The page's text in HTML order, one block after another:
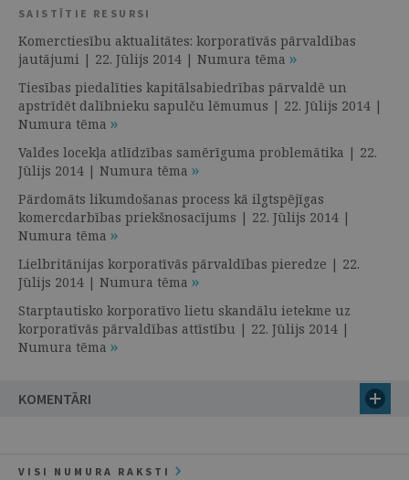
SAISTĪTIE RESURSI
Komerctiesību aktualitātes: korporatīvās pārvaldības
jautājumi | 22. Jūlijs 2014 | Numura tēma
Tiesības piedalīties kapitālsabiedrības pārvaldē un
apstrīdēt dalībnieku sapulču lēmumus | 22. Jūlijs 2014 |
Numura tēma
Valdes locekļa atlīdzības samērīguma problemātika | 22.
Jūlijs 2014 | Numura tēma
Pārdomāts likumdošanas process kā ilgtspējīgas
komercdarbības priekšnosacījums | 22. Jūlijs 2014 |
Numura tēma
Lielbritānijas korporatīvās pārvaldības pieredze | 22.
Jūlijs 2014 | Numura tēma
Starptautisko korporatīvo lietu skandālu ietekme uz
korporatīvās pārvaldības attīstību | 22. Jūlijs 2014 |
Numura tēma
KOMENTĀRI
VISI NUMURA RAKSTI